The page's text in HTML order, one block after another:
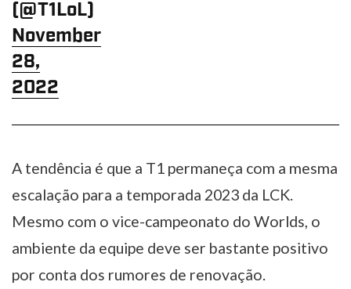
(@T1LoL)
November
28,
2022
A tendência é que a T1 permaneça com a mesma
escalação para a temporada 2023 da LCK.
Mesmo com o vice-campeonato do Worlds, o
ambiente da equipe deve ser bastante positivo
por conta dos rumores de renovação.